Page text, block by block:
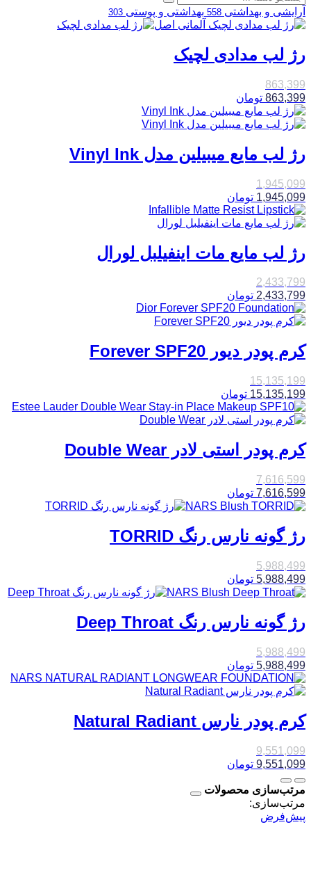
آرایشی و بهداشتی 558 بهداشتی و پوستی 303
رژ لب مدادی لچیک
863,399
863,399 تومان
رژ لب مایع میبیلین مدل Vinyl Ink
1,945,099
1,945,099 تومان
رژ لب مایع مات اینفیلبل لورال
2,433,799
2,433,799 تومان
کرم پودر دیور Forever SPF20
15,135,199
15,135,199 تومان
کرم پودر استی لادر Double Wear
7,616,599
7,616,599 تومان
رژ گونه نارس رنگ TORRID
5,988,499
5,988,499 تومان
رژ گونه نارس رنگ Deep Throat
5,988,499
5,988,499 تومان
کرم پودر نارس Natural Radiant
9,551,099
9,551,099 تومان
مرتب‌سازی محصولات
مرتب‌سازی:
پیش‌فرض